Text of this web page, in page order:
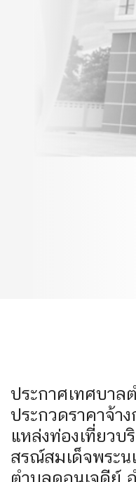
พระนเรศ
ตำบลดอน
ดอนเจดีย์
ด้วยวิธีปร
อิเล็กทรอ
ประกาศเทศบาล
ประกวดราคาจ้า
แหล่งท่องเที่ยวบ
สรณ์สมเด็จพระน